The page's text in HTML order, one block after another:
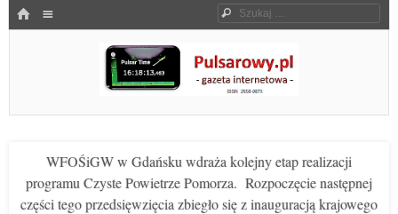
HOME Szukaj
Pulsarowy.pl
WFOŚiGW w Gdańsku wdraża kolejny etap realizacji
programu Czyste Powietrze Pomorza. Rozpoczęcie następnej
części tego przedsięwzięcia zbiegło się z inauguracją krajowego